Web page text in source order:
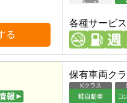
る
各種サービス
保有車両ク